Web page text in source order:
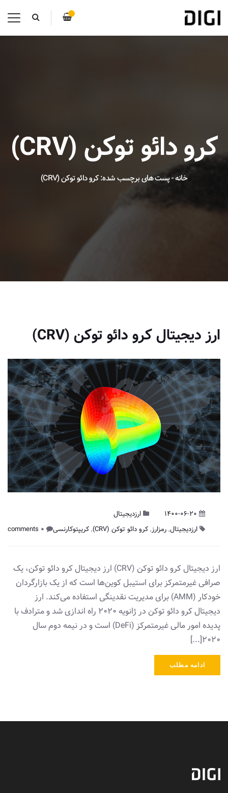
کرو دائو توکن (CRV)
خانه-پست های برچسب شده: کرو دائو توکن (CRV)
ارز دیجیتال کرو دائو توکن (CRV)
1400-06-20
ارزدیجیتال
ارزدیجیتال,رمزارز,کرو دائو توکن (CRV) ,کریپتوکارنسی 0 comments
ارز دیجیتال کرو دائو توکن (CRV) ارز دیجیتال کرو دائو توکن، یک
صرافی غیرمتمرکز برای استیبل کوین‌ها است که از یک بازارگردان
خودکار (AMM) برای مدیریت نقدینگی استفاده می‌کند. ارز
دیجیتال کرو دائو توکن در ژانویه 2020 راه اندازی شد و مترادف با
پدیده امور مالی غیرمتمرکز (DeFi) است و در نیمه دوم سال
2020[...]
ادامه مطلب